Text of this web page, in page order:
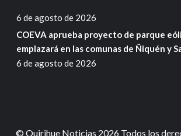
6 de agosto de 2026
COEVA aprueba proyecto de parque
emplazará en las comunas de Ñiquén y
6 de agosto de 2026